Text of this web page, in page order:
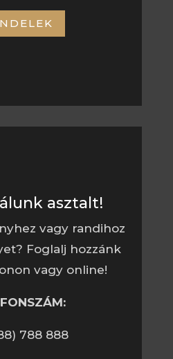
asztalt!
vagy randihoz
Foglalj hozzánk
vagy online!
788 888